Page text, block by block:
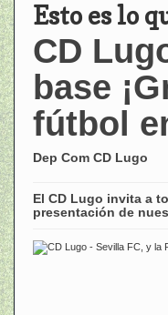
Esto es lo
CD
base
fútbol
Dep Com CD Lugo
El CD Lugo invita a
presentación de